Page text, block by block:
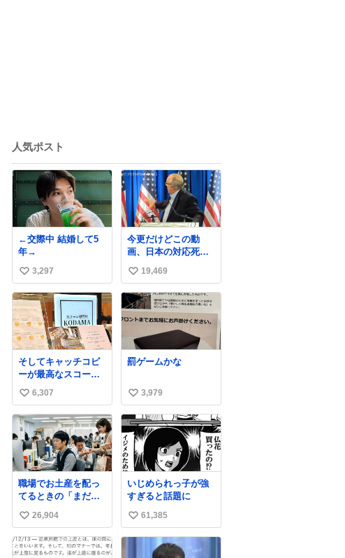
人気ポスト
←交際中 結婚して5
年→
い
い
ね
数
3,297
今更だけどこの動
画、日本の対応死ぬ
ほど京都でおもしろ
い。 なんなら敬語で
丁寧に煽りまくって
るの好き。笑
い
い
ね
数
19,469
そしてキャッチコピ
ーが最高なスコーン
屋さんを見つけてし
まったので思わず買
い込んでしまった。
スコーンなんてパッ
サパサなほどええで
すからね。
い
い
ね
数
6,307
罰ゲームかな
い
い
ね
数
3,979
職場でお土産を配っ
てるときの「まだ気
づいてませんよ」的
な演技が毎回シンド
い。
い
い
ね
26,904
いじめられっ子が強
すぎると話題に
い
い
61,385